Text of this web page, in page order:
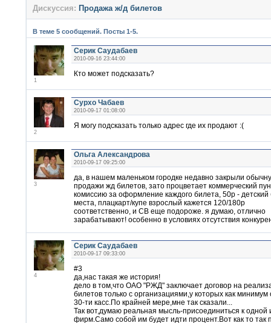
Дискуссия: Продажа ж/д билетов
В теме 5 сообщений. Посты 1-5.
1
Серик Саудабаев
2010-09-16 23:44:00
Кто может подсказать?
2
Сурхо Чабаев
2010-09-17 01:08:00
Я могу подсказать только адрес где их продают :(
3
Ольга Александрова
2010-09-17 09:25:00
да, в нашем маленьком городке недавно закрыли
продажи жд билетов, зато процветает коммерческий
комиссию за оформление каждого билета, 50р - детский
места, плацкарт/купе взрослый кажется 120/180р
соответственно, и СВ еще подороже. я думаю, отлично
зарабатывают! особенно в условиях отсутствия
4
Серик Саудабаев
2010-09-17 09:33:00
#3
да,нас такая же история!
дело в том,что ОАО "РЖД" заключает договор на
билетов только с организациями,у которых как минимум
30-ти касс.По крайней мере,мне так сказали...
Так вот,думаю реальная мысль-присоединиться к одной
фирм.Само собой им будет идти процент.Вот как то так